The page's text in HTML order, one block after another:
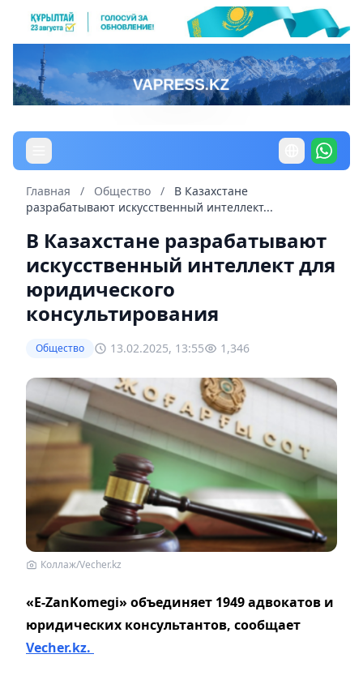
Главная / Общество /
В Казахстане
разрабатывают искусственный интеллект...
В Казахстане разрабатывают
искусственный интеллект для
юридического
консультирования
Общество 13.02.2025, 13:55 1,346
Коллаж/Vecher.kz
«E-ZanKomegi» объединяет 1949 адвокатов и
юридических консультантов, сообщает
Vecher.kz.